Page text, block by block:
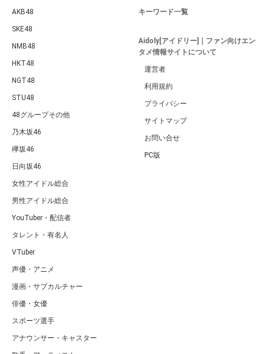
AKB48
SKE48
NMB48
HKT48
NGT48
STU48
48グループその他
乃木坂46
欅坂46
日向坂46
女性アイドル総合
男性アイドル総合
YouTuber・配信者
タレント・有名人
VTuber
声優・アニメ
漫画・サブカルチャー
俳優・女優
スポーツ選手
アナウンサー・キャスター
キーワード一覧
Aidoly[アイドリー]｜ファン向けエン
タメ情報サイトについて
運営者
利用規約
プライバシー
サイトマップ
お問い合せ
PC版